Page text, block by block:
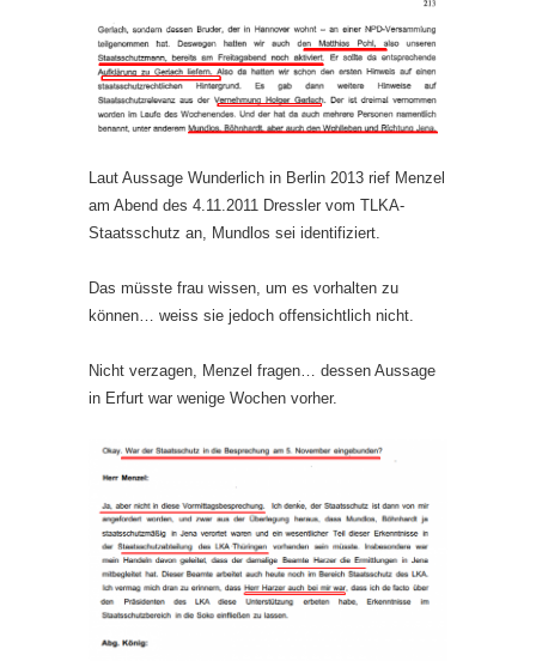
Laut Aussage Wunderlich in Berlin 2013 rief Menzel
am Abend des 4.11.2011 Dressler vom TLKA-
Staatsschutz an, Mundlos sei identifiziert.
Das müsste frau wissen, um es vorhalten zu
können… weiss sie jedoch offensichtlich nicht.
Nicht verzagen, Menzel fragen… dessen Aussage
in Erfurt war wenige Wochen vorher.